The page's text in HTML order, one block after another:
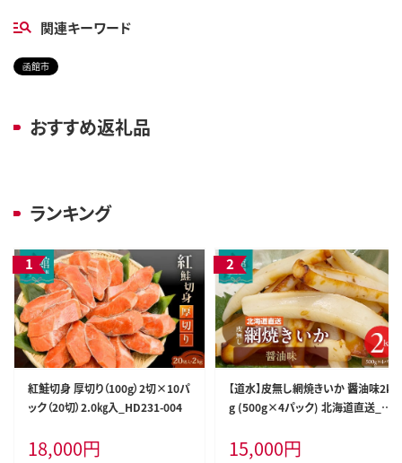
関連キーワード
函館市
おすすめ返礼品
ランキング
紅鮭切身 厚切り（100g）2切×10パ
ック（20切）2.0㎏入_HD231-004
18,000円
【道水】皮無し網焼きいか 醤油味2k
g (500g×4パック) 北海道直送_H
15,000円